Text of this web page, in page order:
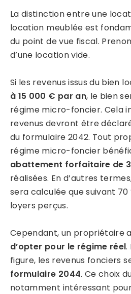
La distinction entre une
location meublée est
du point de vue fiscal.
d’une location vide.
Si les revenus issus du bien
à 15 000 € par an, le bien
régime micro-foncier. Cela
revenus devront être
du formulaire 2042. Tout
régime micro-foncier
abattement forfaitaire de
réalisées. En d’autres
sera calculée que suivant 70
loyers perçus.
Cependant, un propriétaire
d’opter pour le régime réel.
figure, les revenus fonciers
formulaire 2044. Ce choix
notamment intéressant